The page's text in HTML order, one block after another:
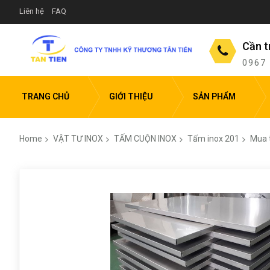
Liên hệ FAQ
Cần
0967
TRANG CHỦ GIỚI THIỆU SẢN PHẨM
Home VẬT TƯ INOX TẤM CUỘN INOX Tấm inox 201 Mua